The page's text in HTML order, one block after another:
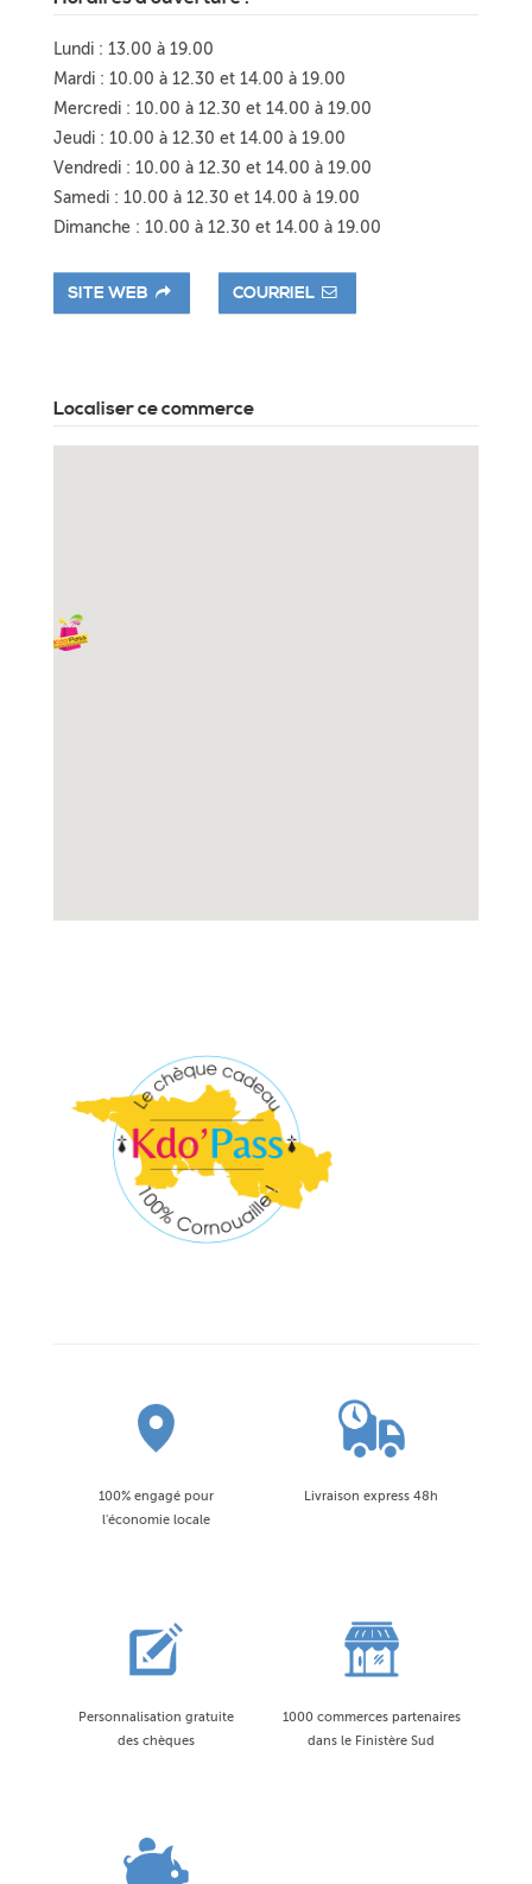
Lundi : 13.00 à 19.00
Mardi : 10.00 à 12.30 et 14.00 à 19.00
Mercredi : 10.00 à 12.30 et 14.00 à 19.00
Jeudi : 10.00 à 12.30 et 14.00 à 19.00
Vendredi : 10.00 à 12.30 et 14.00 à 19.00
Samedi : 10.00 à 12.30 et 14.00 à 19.00
Dimanche : 10.00 à 12.30 et 14.00 à 19.00
SITE WEB COURRIEL
Localiser ce commerce
100% engagé pour
l'économie locale
Livraison express 48h
Personnalisation gratuite
des chèques
1000 commerces partenaires
dans le Finistère Sud